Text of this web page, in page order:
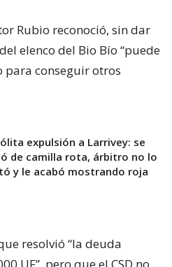
Rubio reconoció, sin dar
elenco del Bio Bío “puede
para conseguir otros
expulsión a Larrivey: se
de camilla rota, árbitro no lo
y le acabó mostrando roja
resolvió “la deuda